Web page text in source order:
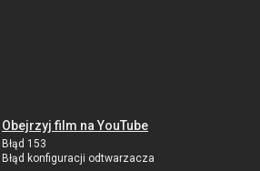
Obejrzyj film na YouTube
Błąd 153
Błąd konfiguracji odtwarzacza